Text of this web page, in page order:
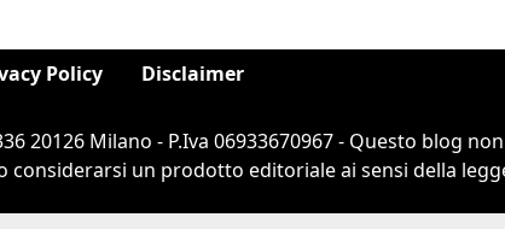
Policy Disclaimer
20126 Milano - P.Iva 06933670967 - Questo blog
un prodotto editoriale ai sensi della